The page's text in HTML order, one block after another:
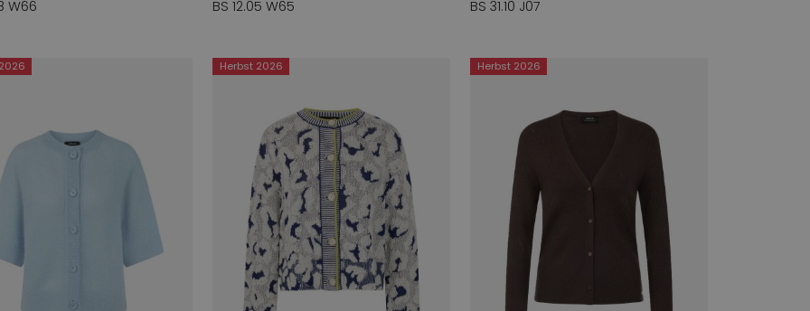
W66
BS 12.05 W65
BS 31.10 J07
Herbst 2026 Herbst 2026